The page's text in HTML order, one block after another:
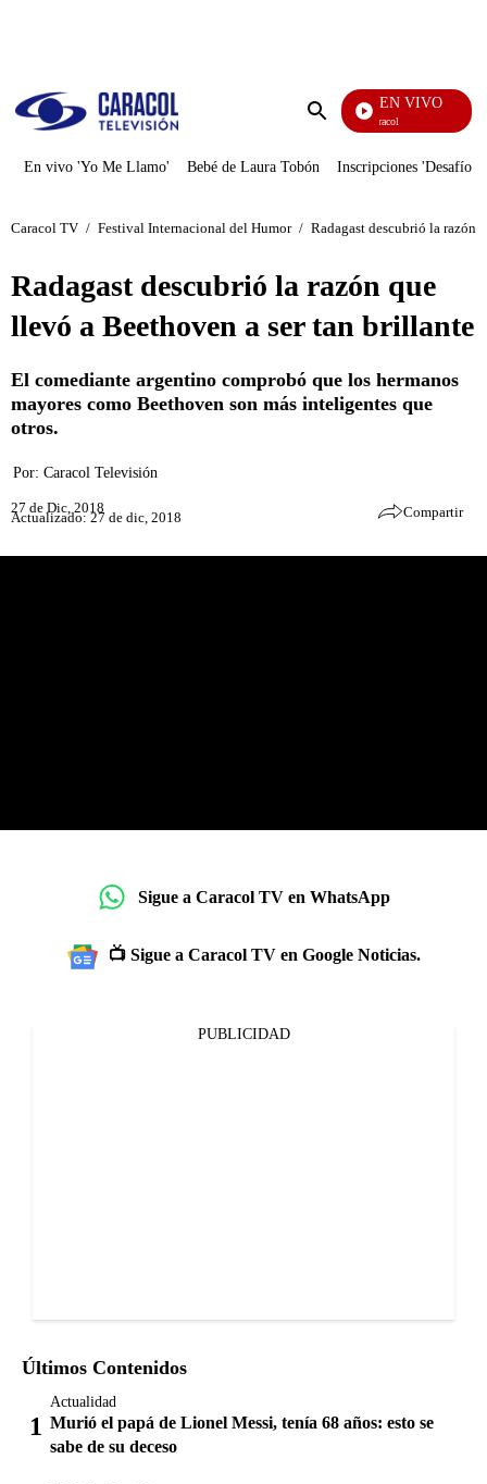
Enviar
EN VIVO
Noticias Caracol
En vivo 'Yo Me Llamo' Bebé de Laura Tobón Inscripciones 'Desafío'
Caracol TV / Festival Internacional del Humor / Radagast descubrió la razón
Radagast descubrió la razón que
llevó a Beethoven a ser tan brillante
El comediante argentino comprobó que los hermanos
mayores como Beethoven son más inteligentes que
otros.
Por: Caracol Televisión
27 de Dic, 2018
Actualizado: 27 de dic, 2018 Compartir
Sigue a Caracol TV en WhatsApp
📺 Sigue a Caracol TV en Google Noticias.
PUBLICIDAD
Últimos Contenidos
Actualidad
Murió el papá de Lionel Messi, tenía 68 años: esto se
sabe de su deceso